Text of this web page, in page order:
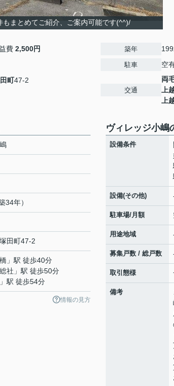
もまとめてご紹介、ご案内可能です(^^)/
費 2,500円
町47-2
築年
駐車 空
交通
両
上
上
34年）
塚田町47-2
」駅 徒歩40分
社 」駅 徒歩50分
」駅 徒歩54分
情報の見方
ヴィレッジ小嶋
設備条件
設備(その他)
駐車場/月額
用途地域
募集戸数 / 総戸数
取引態様
備考